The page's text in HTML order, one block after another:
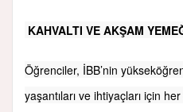
KAHVALTI VE AKŞAM
Öğrenciler, İBB’nin
yaşantıları ve ihtiyaçları için